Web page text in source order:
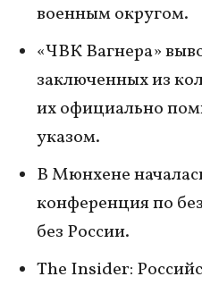
военным округом.
«ЧВК Вагнера»
заключенных из
их официально
указом.
В Мюнхене
конференция по
без России.
The Insider: